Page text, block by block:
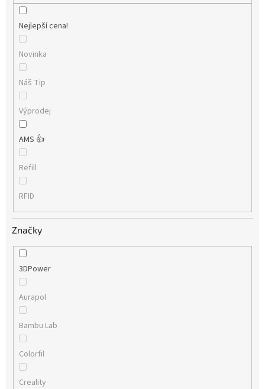
Nejlepší cena!
Novinka
Náš Tip
Výprodej
AMS 👍
Refill
RFID
Značky
3DPower
Aurapol
Bambu Lab
Colorfil
Creality